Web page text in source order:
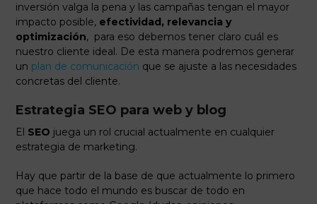
inversión valga la pena y las campañas tengan el mayor
impacto posible, efectividad, relevancia y
optimización, para eso debemos tener claro cuál es
nuestro cliente ideal. De esta manera podremos generar
un plan de comunicación que se ajuste a las necesidades
concretas del cliente.
Estrategia SEO para web y blog
El SEO juega un rol crucial actualmente en cualquier
estrategia de marketing.
Hay que partir de la base de que actualmente lo primero
que hace todo el mundo es buscar de todo en